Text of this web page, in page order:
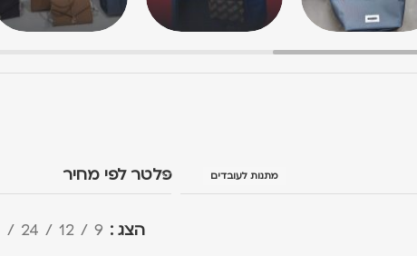
מתנות לעובדים פלטר לפי מחיר
הצג 9
12
24